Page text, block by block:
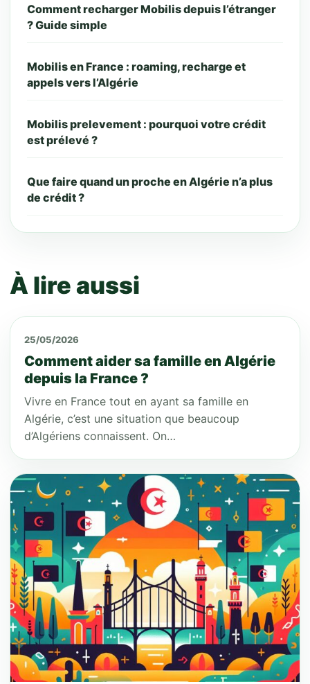
Comment recharger Mobilis depuis l’étranger
? Guide simple
Mobilis en France : roaming, recharge et
appels vers l’Algérie
Mobilis prelevement : pourquoi votre crédit
est prélevé ?
Que faire quand un proche en Algérie n’a plus
de crédit ?
À lire aussi
25/05/2026
Comment aider sa famille en Algérie
depuis la France ?
Vivre en France tout en ayant sa famille en
Algérie, c’est une situation que beaucoup
d’Algériens connaissent. On…